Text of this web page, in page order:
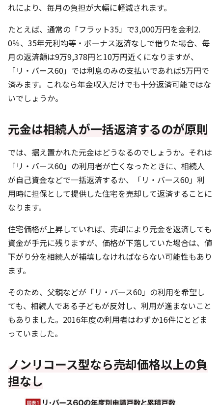
れにより、毎月の負担が大幅に軽減されます。
たとえば、通常の「フラット35」で3,000万円を金利2.
0％、35年元利均等・ボーナス返済なしで借りた場合、毎
月の返済額は9万9,378円と10万円近くになりますが、
「リ・バース60」では利息のみの支払いであれば5万円で
済みます。これなら年金収入だけでも十分返済可能ではな
いでしょうか。
元金は相続人が一括返済するのが原則
では、据え置かれた元金はどうなるのでしょうか。それは
「リ・バース60」の利用者が亡くなったときに、相続人
が自己資金などで一括返済するか、「リ・バース60」利
用時に担保として提供した住宅を売却して返済することに
なります。
住宅価格が上昇していれば、売却により元金を返済しても
資金が手元に残りますが、価格が下落していた場合は、値
下がり分を相続人が補填しなければならない可能性もあり
ます。
そのため、父親などが「リ・バース60」の利用を希望し
ても、相続人である子どもが反対し、利用が進まないこと
もありました。2016年度の利用者はわずか16件にとどま
っていました。
ノンリコース型なら売却価格以上の負
担なし